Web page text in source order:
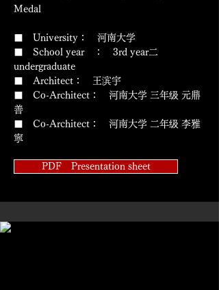
Medal
■ University： 河南大学
■ School year ： 3rd year二
undergraduate
■ Architect： 王滨宇
■ Co-Architect： 河南大学 三年级 元鼎
善
■ Co-Architect： 河南大学 二年级 李雅
寧
PDF Presentation sheet